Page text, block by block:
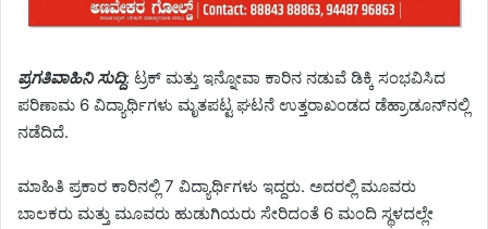
ಪ್ರಗತಿವಾಹಿನಿ ಸುದ್ದಿ: ಟ್ರಕ್ ಮತ್ತು ಇನ್ನೋವಾ ಕಾರಿನ ನಡುವೆ ಡಿಕ್ಕಿ ಸಂಭವಿಸಿದ
ಪರಿಣಾಮ 6 ವಿದ್ಯಾರ್ಥಿಗಳು ಮೃತಪಟ್ಟ ಘಟನೆ ಉತ್ತರಾಖಂಡದ ಡೆಹ್ರಾಡೂನ್‌ನಲ್ಲಿ
ನಡೆದಿದೆ.
ಮಾಹಿತಿ ಪ್ರಕಾರ ಕಾರಿನಲ್ಲಿ 7 ವಿದ್ಯಾರ್ಥಿಗಳು ಇದ್ದರು. ಅದರಲ್ಲಿ ಮೂವರು
ಬಾಲಕರು ಮತ್ತು ಮೂವರು ಹುಡುಗಿಯರು ಸೇರಿದಂತೆ 6 ಮಂದಿ ಸ್ಥಳದಲ್ಲೇ